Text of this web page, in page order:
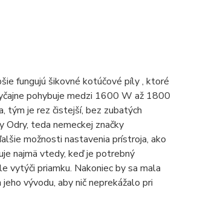
fungujú šikovné kotúčové píly , ktoré
pohybuje medzi 1600 W až 1800
tým je rez čistejší, bez zubatých
teda nemeckej značky
možnosti nastavenia prístroja, ako
najmä vtedy, keď je potrebný
vytýči priamku. Nakoniec by sa mala
vývodu, aby nič neprekážalo pri